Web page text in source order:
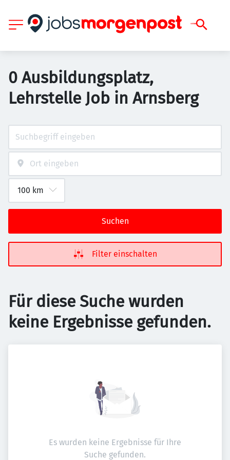
0 Ausbildungsplatz,
Lehrstelle Job in Arnsberg
Suchen
Filter einschalten
Für diese Suche wurden
keine Ergebnisse gefunden.
Es wurden keine Ergebnisse für Ihre
Suche gefunden.